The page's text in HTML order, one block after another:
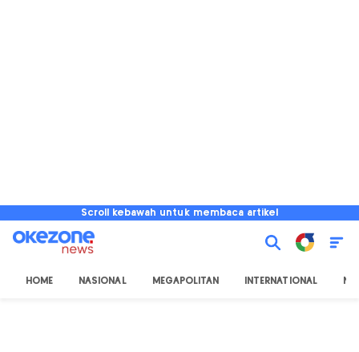
Scroll kebawah untuk membaca artikel
HOME NASIONAL MEGAPOLITAN INTERNATIONAL